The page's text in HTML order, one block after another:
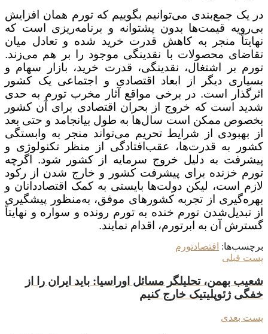
در یک جمع‌بندی می‌توانیم بگوییم که تورم همان افزایش
بی‌رویه قیمت‌ها بدون پشتوانه و برنامه‌ریزی است که
نهایتاً منجر به کاهش قدرت خرید شده و تعادل میان
تقاضای محصولات با نقدینگی موجود را بر هم می‌زند.
تورم بر اشتغال، نقدینگی، قدرت خرید، بازار سهام و
بسیاری دیگر از ابعاد اقتصادی و اجتماعی یک کشور
اثرگذار است. در برخی مواقع آثار مخرب تورم به حدی
شدید است که خروج از بحران اقتصادی برای آن کشور
بخصوص ممکن است سال‌ها به طول بیانجامد و حتی بعد
از بهبودی از شرایط تحریم می‌تواند منجر به وابستگی
کشور به قدرت‌ها، عقب‌افتادگی از منظر تکنولوژی و
پیشرفت به دلیل خروج سرمایه از کشور شود. اگرچه
تورم خزنده برای پیشرفت کشور و خارج شدن از رکود
لازم است، لیکن دولت‌ها بایستی به کمک اقتصاددانان و
بهره‌گیری از تجربه کشورهای موفق، به‌منظور پیشگیری
از تبدیل‌شدن تورم خنده به تورم رونده و سواره و نهایتاً
گسترش آن به ابرتورم، اقدام نمایند.
برچسب‌ها: اقتصادتورم
پست قبلی
شعیب بهمن، تحلیلگر مسائل اوراسیا: باید ایران را از
خفگی ژئوپلیتیک خارج کنیم
پست بعدی